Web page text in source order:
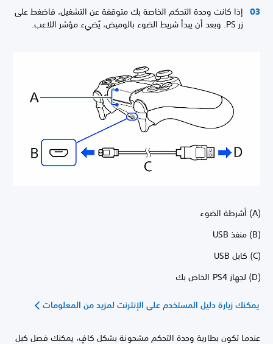
إذا كانت وحدة التحكم الخاصة بك متوقفة عن التشغيل، فاضغط على
زر PS. وبعد أن يبدأ شريط الضوء بالوميض، يُضيء مؤشر اللاعب.
يمكنك زيارة دليل المستخدم على الإنترنت لمزيد من المعلومات
عندما تكون بطارية وحدة التحكم مشحونة بشكل كافٍ، يمكنك فصل كبل